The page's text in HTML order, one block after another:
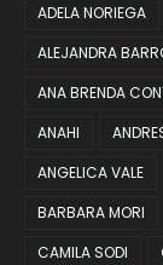
ADELA NORIEGA
ALEJANDRA
ANA BRENDA
ANAHI
ANGELICA VALE
BARBARA MORI
CAMILA SODI